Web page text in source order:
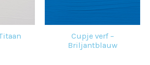
Cupje verf –
Briljantblauw